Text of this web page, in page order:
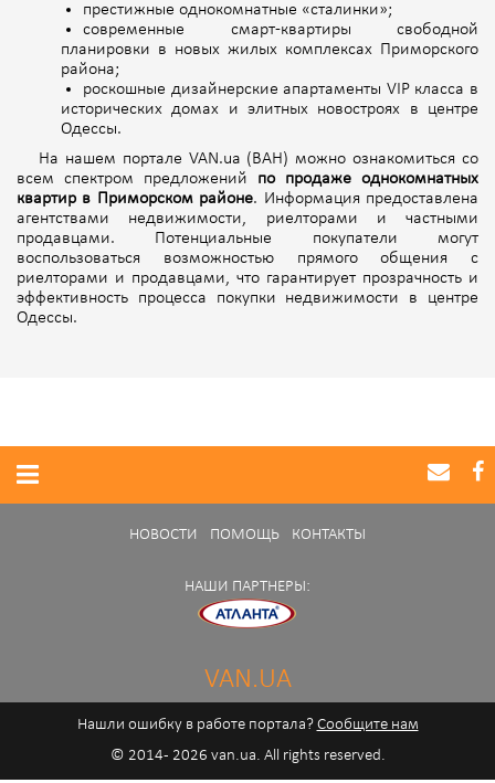
престижные однокомнатные «сталинки»;
современные смарт-квартиры свободной
планировки в новых жилых комплексах Приморского
района;
роскошные дизайнерские апартаменты VIP класса в
исторических домах и элитных новостроях в центре
Одессы.
На нашем портале VAN.ua (ВАН) можно ознакомиться со
всем спектром предложений по продаже однокомнатных
квартир в Приморском районе. Информация предоставлена
агентствами недвижимости, риелторами и частными
продавцами. Потенциальные покупатели могут
воспользоваться возможностьюпрямого общения с
риелторами и продавцами, что гарантирует прозрачность и
эффективность процесса покупки недвижимости в центре
Одессы.
НОВОСТИ ПОМОЩЬ КОНТАКТЫ
НАШИ ПАРТНЕРЫ:
VAN.UA
Нашли ошибку в работе портала? Сообщите нам
© 2014 - 2026 van.ua. All rights reserved.